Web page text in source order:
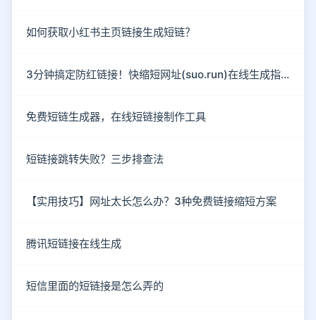
如何获取小红书主页链接生成短链？
3分钟搞定防红链接！快缩短网址(suo.run)在线生成指南
免费短链生成器，在线短链接制作工具
短链接跳转失败？三步排查法
【实用技巧】网址太长怎么办？3种免费链接缩短方案
腾讯短链接在线生成
短信里面的短链接是怎么弄的